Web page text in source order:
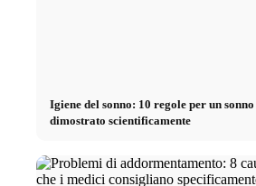
Igiene del sonno: 10 regole per un
dimostrato scientificamente